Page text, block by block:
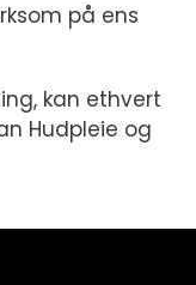
på ens
kan ethvert
Hudpleie og